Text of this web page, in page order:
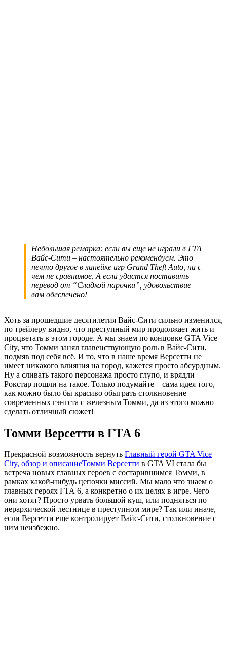
Небольшая ремарка: если вы еще не играли в ГТА
Вайс-Сити – настоятельно рекомендуем. Это
нечто другое в линейке игр Grand Theft Auto, ни с
чем не сравнимое. А если удастся поставить
перевод от “Сладкой парочки”, удовольствие
вам обеспечено!
Хоть за прошедшие десятилетия Вайс-Сити сильно изменился,
по трейлеру видно, что преступный мир продолжает жить и
процветать в этом городе. А мы знаем по концовке GTA Vice
City, что Томми занял главенствующую роль в Вайс-Сити,
подмяв под себя всё. И то, что в наше время Версетти не
имеет никакого влияния на город, кажется просто абсурдным.
Ну а сливать такого персонажа просто глупо, и врядли
Рокстар пошли на такое. Только подумайте – сама идея того,
как можно было бы красиво обыграть столкновение
современных гэнгста с железным Томми, да из этого можно
сделать отличный сюжет!
Томми Версетти в ГТА 6
Прекрасной возможность вернуть Главный герой GTA Vice
City, обзор и описаниеТомми Версетти в GTA VI стала бы
встреча новых главных героев с состарившимся Томми, в
рамках какой-нибудь цепочки миссий. Мы мало что знаем о
главных героях ГТА 6, а конкретно о их целях в игре. Чего
они хотят? Просто урвать большой куш, или подняться по
иерархической лестнице в преступном мире? Так или иначе,
если Версетти еще контролирует Вайс-Сити, столкновение с
ним неизбежно.